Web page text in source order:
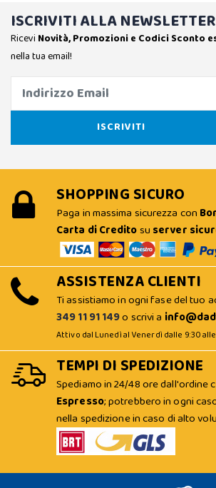
ISCRIVITI ALLA NEWSLETTER
Ricevi Novità, Promozioni e Codici Sconto
nella tua email!
SHOPPING SICURO
Paga in massima sicurezza con
Carta di Creditosu server
ASSISTENZA CLIENTI
Ti assistiamo in ogni fase del tuo
349 11 91 149o scrivi a
Attivo dal Lunedì al Venerdì dalle 9:30 alle
TEMPI DI SPEDIZIONE
Spediamo in 24/48 ore dall'ordine
Espresso; potrebbero in ogni
nella spedizione in caso di alto